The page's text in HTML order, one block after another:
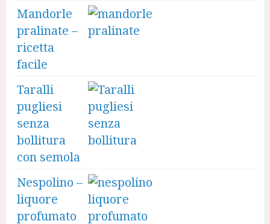
Mandorle
pralinate –
ricetta
facile
Taralli
pugliesi
senza
bollitura
con semola
Nespolino –
liquore
profumato